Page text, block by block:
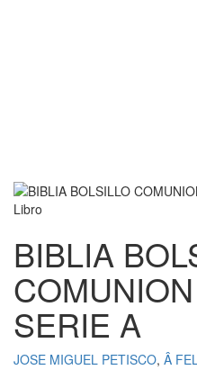
Libro
BIBLIA
SERIE A
JOSE MIGUEL PETISCO, Â